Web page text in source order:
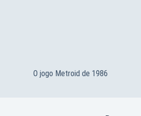
O jogo Metroid de 1986